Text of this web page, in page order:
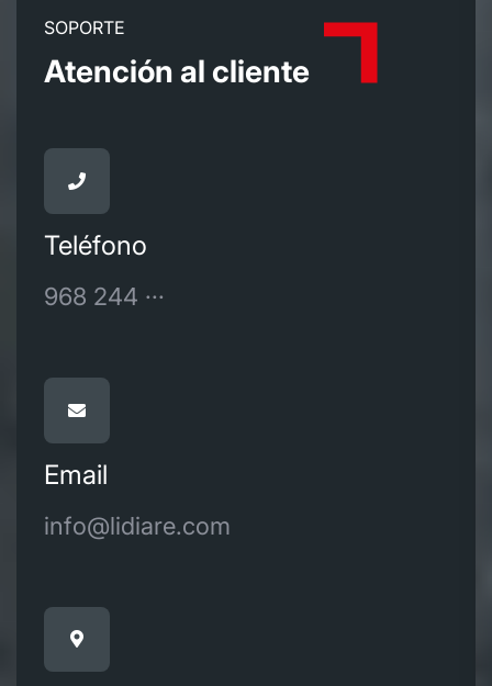
SOPORTE
Atención al cliente
Teléfono
968 244 ···
Email
info@lidiare.com